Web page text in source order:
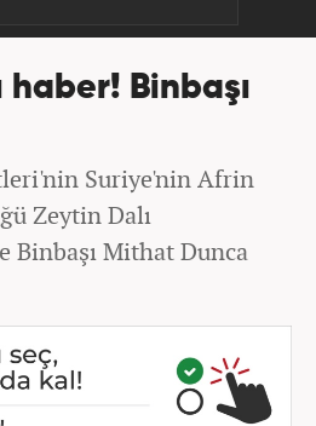
haber! Binbaşı
Suriye'nin Afrin
Zeytin Dalı
Binbaşı Mithat Dunca